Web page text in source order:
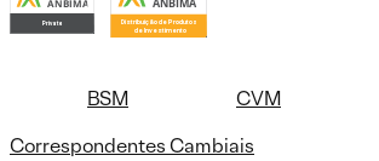
BSM
CVM
Correspondentes Cambiais